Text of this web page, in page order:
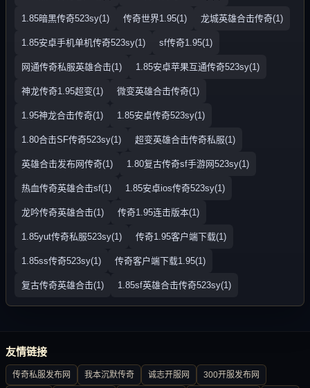
1.85暗黑传奇523sy(1) 传奇世界1.95(1) 龙城英雄合击传奇(1)
1.85安卓手机单机传奇523sy(1) sf传奇1.95(1)
网通传奇私服英雄合击(1) 1.85安卓苹果互通传奇523sy(1)
神龙传奇1.95超变(1) 微变英雄合击传奇(1)
1.95神龙合击传奇(1) 1.85安卓传奇523sy(1)
1.80合击SF传奇523sy(1) 超变英雄合击传奇私服(1)
英雄合击发布网传奇(1) 1.80复古传奇sf手游网523sy(1)
热血传奇英雄合击sf(1) 1.85安卓ios传奇523sy(1)
龙吟传奇英雄合击(1) 传奇1.95连击版本(1)
1.85yut传奇私服523sy(1) 传奇1.95客户端下载(1)
1.85ss传奇523sy(1) 传奇客户端下载1.95(1)
复古传奇英雄合击(1) 1.85sf英雄合击传奇523sy(1)
友情链接
传奇私服发布网 我本沉默传奇 诚志开服网 300开服发布网